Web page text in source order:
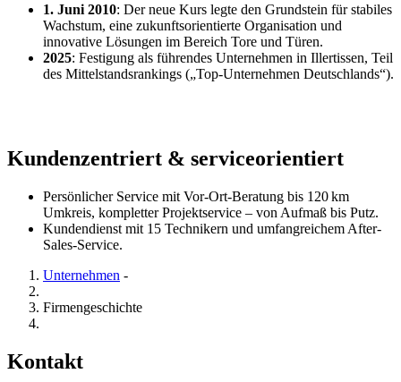
1. Juni 2010: Der neue Kurs legte den Grundstein für stabiles
Wachstum, eine zukunftsorientierte Organisation und
innovative Lösungen im Bereich Tore und Türen.
2025: Festigung als führendes Unternehmen in Illertissen, Teil
des Mittelstandsrankings („Top-Unternehmen Deutschlands“).
Kundenzentriert & serviceorientiert
Persönlicher Service mit Vor-Ort-Beratung bis 120 km
Umkreis, kompletter Projektservice – von Aufmaß bis Putz.
Kundendienst mit 15 Technikern und umfangreichem After-
Sales-Service.
Unternehmen -
Firmengeschichte
Kontakt